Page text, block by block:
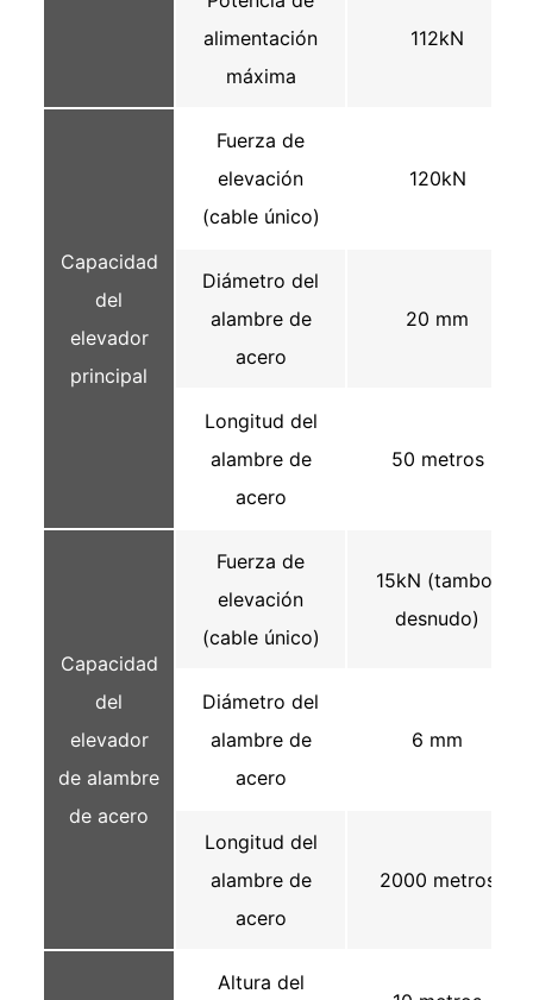
alimentación
máxima
112kN
Capacidad
del
elevador
principal
Fuerza de
elevación
(cable único)
120kN
Diámetro del
alambre de
acero
20 mm
Longitud del
alambre de
acero
50 metros
Capacidad
del
elevador
de alambre
de acero
Fuerza de
elevación
(cable único)
15kN (tambor
desnudo)
Diámetro del
alambre de
acero
6 mm
Longitud del
alambre de
acero
2000 metros
Altura del